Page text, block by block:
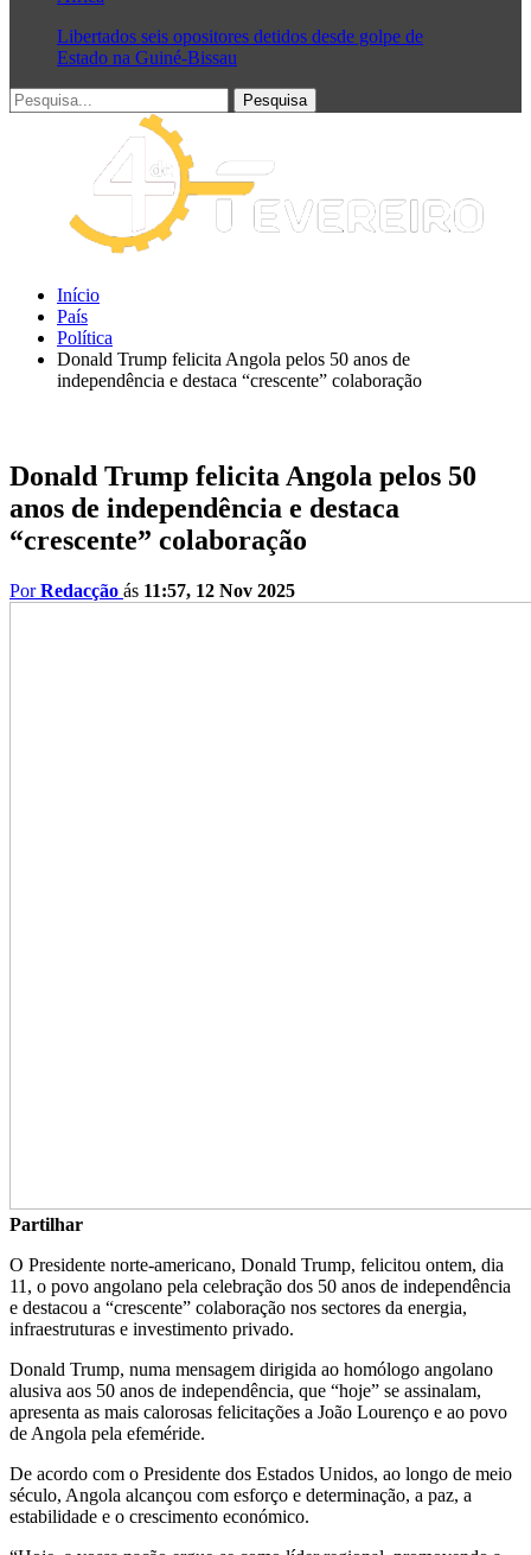
Libertados seis opositores detidos desde golpe de
Estado na Guiné-Bissau
Início
País
Política
Donald Trump felicita Angola pelos 50 anos de
independência e destaca “crescente” colaboração
Donald Trump felicita Angola pelos 50
anos de independência e destaca
“crescente” colaboração
PorRedacção ás 11:57, 12 Nov 2025
Partilhar
O Presidente norte-americano, Donald Trump, felicitou ontem, dia
11, o povo angolano pela celebração dos 50 anos de independência
e destacou a “crescente” colaboração nos sectores da energia,
infraestruturas e investimento privado.
Donald Trump, numa mensagem dirigida ao homólogo angolano
alusiva aos 50 anos de independência, que “hoje” se assinalam,
apresenta as mais calorosas felicitações a João Lourenço e ao povo
de Angola pela efeméride.
De acordo com o Presidente dos Estados Unidos, ao longo de meio
século, Angola alcançou com esforço e determinação, a paz, a
estabilidade e o crescimento económico.